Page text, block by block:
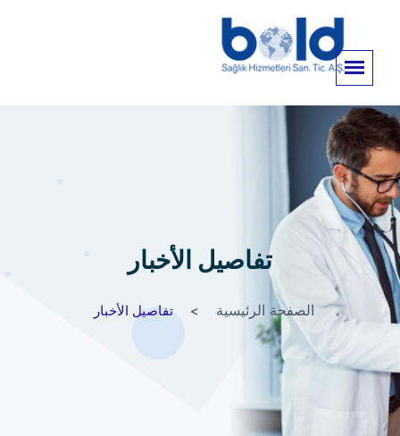
تفاصيل الأخبار
الصفحة الرئيسية تفاصيل الأخبار